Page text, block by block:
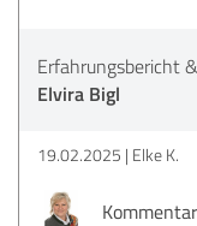
Erfahrungsbericht
Elvira Bigl
19.02.2025 Elke K.